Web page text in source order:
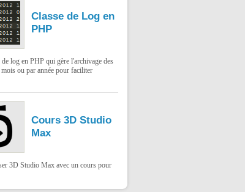
Classe de Log en
PHP
de log en PHP qui gère l'archivage des
ou par année pour faciliter
Cours 3D Studio
Max
3D Studio Max avec un cours pour